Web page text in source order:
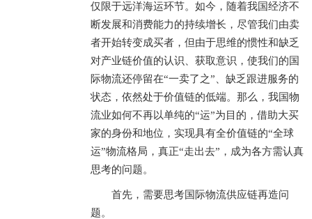
仅限于远洋海运环节。如今，随着我国经济不
断发展和消费能力的持续增长，尽管我们由卖
者开始转变成买者，但由于思维的惯性和缺乏
对产业链价值的认识、获取意识，使我们的国
际物流还停留在“一卖了之”、缺乏跟进服务的
状态，依然处于价值链的低端。那么，我国物
流业如何不再以单纯的“运”为目的，借助大买
家的身份和地位，实现具有全价值链的“全球
运”物流格局，真正“走出去”，成为各方需认真
思考的问题。
首先，需要思考国际物流供应链再造问
题。